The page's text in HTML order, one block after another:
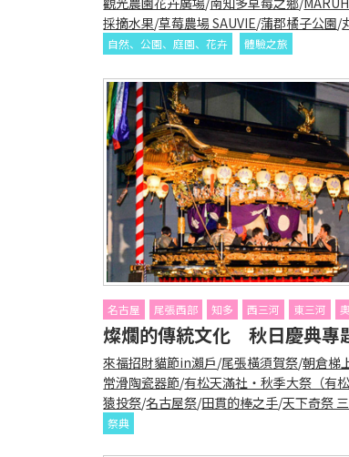
採摘水果/草莓農場 SAUVIE/蒲郡橘子公園/
自然、公園、庭園、花卉 體驗之旅
名古屋 尾張西部 知多 西三河 東三河
燦爛的傳統文化 秋日慶典專
來福招財貓節in瀨戶/尾張橫須賀祭/朝倉梯
常滑陶瓷器節/有松天滿社・秋季大祭（有松
猿投祭/名古屋祭/田貫的棒之手/天下奇祭
祭典